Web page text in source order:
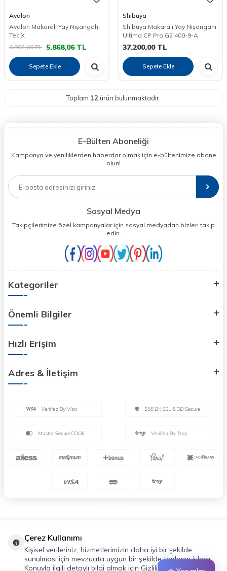
Avalon
Avalon Makaralı Yay Nişangahı
Tec X
6.903,60TL 5.868,06TL
Sepete Ekle
Shibuya
Shibuya Makaralı Yay Nişangahı
Ultima CP Pro G2 400-9-A
37.200,00TL
Sepete Ekle
Toplam 12 ürün bulunmaktadır.
E-Bülten Aboneliği
Kampanya ve yeniliklerden haberdar olmak için e-bültenimize abone
olun!
Sosyal Medya
Takipçilerimize özel kampanyalar için sosyal medyadan bizleri takip
edin.
Kategoriler
Önemli Bilgiler
Hızlı Erişim
Adres & İletişim
Çerez Kullanımı
Kişisel verileriniz, hizmetlerimizin daha iyi bir şekilde
sunulması için mevzuata uygun bir şekilde toplanıp işlenir.
Konuyla ilgili detaylı bilgi almak için Gizlilik Politikamızı